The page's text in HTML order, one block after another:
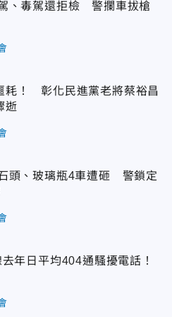
、毒駕還拒檢 警攔車拔槍
耗！ 彰化民進黨老將蔡裕昌
逝
頭、玻璃瓶4車遭砸 警鎖定
年日平均404通騷擾電話！